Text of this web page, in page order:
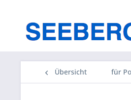
Übersicht für